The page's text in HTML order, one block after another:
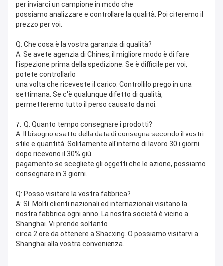
per inviarci un campione in modo che
possiamo analizzare e controllare la qualità. Poi citeremo il
prezzo per voi.
Q: Che cosa è la vostra garanzia di qualità?
A: Se avete agenzia di Chines, il migliore modo è di fare
l'ispezione prima della spedizione. Se è difficile per voi,
potete controllarlo
una volta che riceveste il carico. Controllilo prego in una
settimana. Se c'è qualunque difetto di qualità,
permetteremo tutto il perso causato da noi.
7. Q: Quanto tempo consegnare i prodotti?
A: Il bisogno esatto della data di consegna secondo il vostri
stile e quantità. Solitamente all'interno di lavoro 30 i giorni
dopo ricevono il 30% giù
pagamento se scegliete gli oggetti che le azione, possiamo
consegnare in 3 giorni.
Q: Posso visitare la vostra fabbrica?
A: Sì. Molti clienti nazionali ed internazionali visitano la
nostra fabbrica ogni anno. La nostra società è vicino a
Shanghai. Vi prende soltanto
circa 2 ore da ottenere a Shaoxing. O possiamo visitarvi a
Shanghai alla vostra convenienza.